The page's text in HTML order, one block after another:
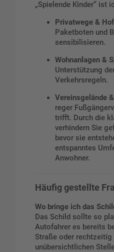
„Spielende Kinder“ ist
Privatwege &
Paketboten und
sensibilisieren.
Wohnanlagen &
Unterstützung
Verkehrsregeln.
Vereinsgelände
reger
trifft. Durch die
verhindern Sie
bevor sie
entspanntes
Anwohner.
Häufig gestellte
Wo bringe ich das
Das Schild sollte so
Autofahrer es bereits
Straße oder rechtzeitig
unübersichtlichen